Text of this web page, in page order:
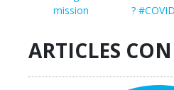
mission
?
ARTICLES